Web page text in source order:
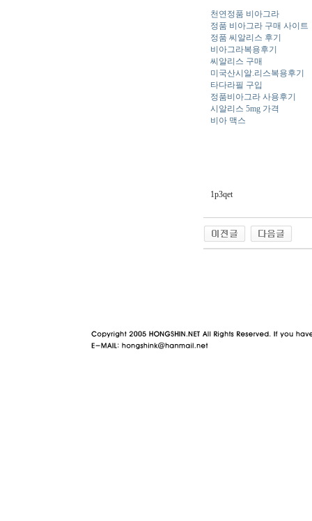
천연정품 비아그라
정품 비아그라 구매 사이트
정품 씨알리스 후기
비아그라복용후기
씨알리스 구매
미국산시알.리스복용후기
타다라필 구입
정품비아그라 사용후기
시알리스 5mg 가격
비아 맥스
1p3qet